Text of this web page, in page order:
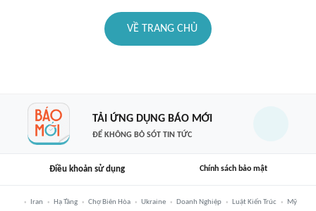
VỀ TRANG CHỦ
TẢI ỨNG DỤNG BÁO MỚI
ĐỂ KHÔNG BỎ SÓT TIN TỨC
Điều khoản sử dụng Chính sách bảo mật
Iran Hạ Tầng Chợ Biên Hòa Ukraine Doanh Nghiệp Luật Kiến Trúc
Mỹ